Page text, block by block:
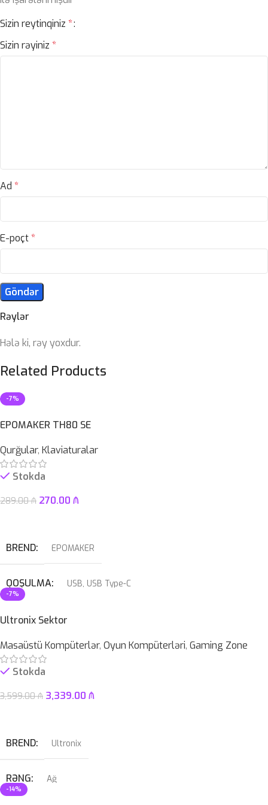
Rəylər
Hələ ki, rəy yoxdur.
Sizin reytinqiniz *
Sizin rəyiniz *
Ad *
E-poçt*
Related Products
-7%
EPOMAKER TH80 SE
Qurğular, Klaviaturalar
Stokda
289.00₼ 270.00 ₼
BREND EPOMAKER
QOŞULMA USB USB Type-C
KABEL NÖVÜ
SWITCH Blue
-7%
Ultronix Sektor
Masaüstü Kompüterlər, Oyun Kompüterləri, Gaming Zone
Stokda
3,599.00₼ 3,339.00 ₼
BREND Ultronix
RƏNG Ağ
-14%